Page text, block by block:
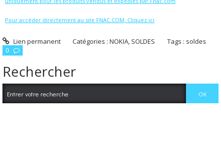
Pour accéder directement au site FNAC.COM, Cliquez ici
Lien permanent Catégories :NOKIA, SOLDES Tags : soldes
0
Rechercher